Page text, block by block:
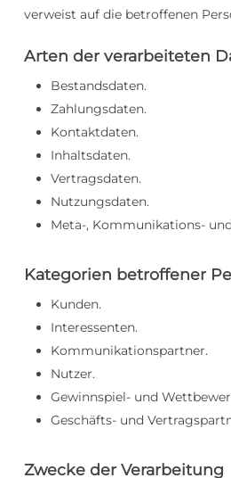
verweist auf die betroffenen
Arten der verarbeiteten
Bestandsdaten.
Zahlungsdaten.
Kontaktdaten.
Inhaltsdaten.
Vertragsdaten.
Nutzungsdaten.
Meta-, Kommunikations-
Kategorien betroffener
Kunden.
Interessenten.
Kommunikationspartner.
Nutzer.
Gewinnspiel- und
Geschäfts- und
Zwecke der Verarbeitung